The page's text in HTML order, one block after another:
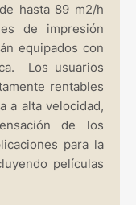
hasta 89 m2/h
de impresión
equipados con
Los usuarios
rentables
a alta velocidad,
de los
para la
películas